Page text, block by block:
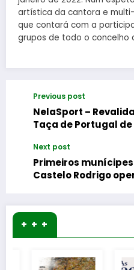
artística da cantora e
que contará com a
grupos de todo o concelho
Previous post
NelaSport –
Taça de Portugal
Next post
Primeiros
Castelo Rodrigo
+ + +